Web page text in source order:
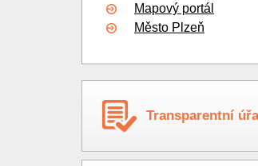
Mapový portál
Město Plzeň
Transparentní